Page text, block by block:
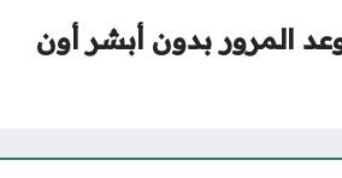
المرور بدون أبشر أون